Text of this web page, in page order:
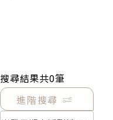
搜尋結果共0筆
進階搜尋